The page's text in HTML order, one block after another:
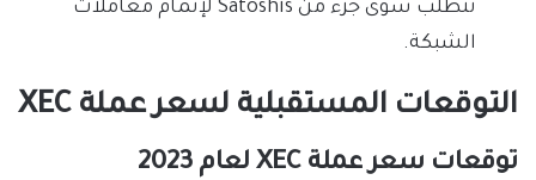
تتطلب سوى جزء من Satoshis لإتمام معاملات
الشبكة.
التوقعات المستقبلية لسعر عملة XEC
توقعات سعر عملة XEC لعام 2023